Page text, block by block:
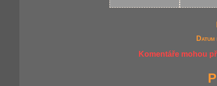
Komentáře mohou